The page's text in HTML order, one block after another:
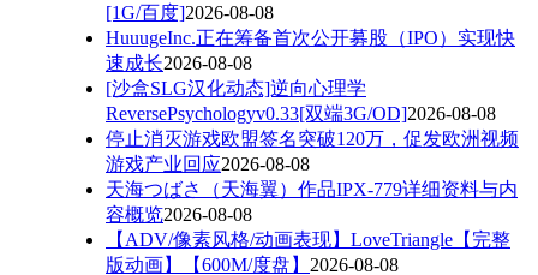
[1G/百度]2026-08-08
HuuugeInc.正在筹备首次公开募股（IPO）实现快
速成长2026-08-08
[沙盒SLG汉化动态]逆向心理学
ReversePsychologyv0.33[双端3G/OD]2026-08-08
停止消灭游戏欧盟签名突破120万，促发欧洲视频
游戏产业回应2026-08-08
天海つばさ（天海翼）作品IPX-779详细资料与内
容概览2026-08-08
【ADV/像素风格/动画表现】LoveTriangle【完整
版动画】【600M/度盘】 2026-08-08